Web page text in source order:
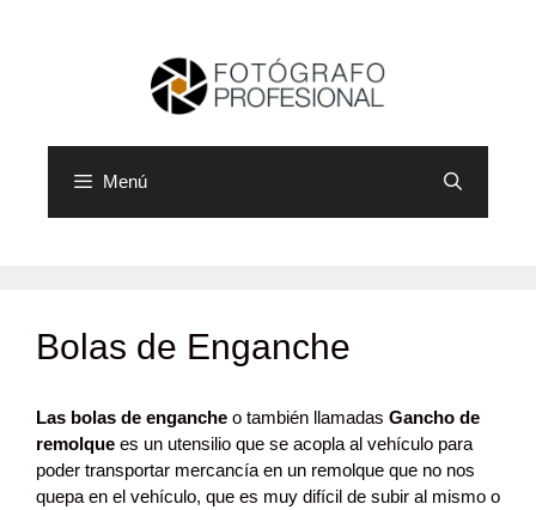
Menú
Bolas de Enganche
Las bolas de enganche o también llamadas Gancho de
remolque es un utensilio que se acopla al vehículo para
poder transportar mercancía en un remolque que no nos
quepa en el vehículo, que es muy difícil de subir al mismo o